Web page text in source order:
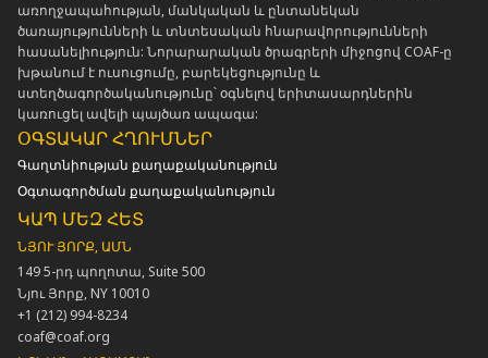
առողջապահության, մանկական և ընտանեկան
ծառայությունների և տնտեսական հնարավորությունների
հասանելիություն: Նորարարական ծրագրերի միջոցով COAF-ը
խթանում է ուսուցումը, բարեկեցությունը և
ստեղծագործականությունը՝ օգնելով երիտասարդներին
կառուցել ավելի պայծառ ապագա:
ՕԳՏԱԿԱՐ ՀՂՈՒՄՆԵՐ
Գաղտնիության քաղաքականություն
Օգտագործման քաղաքականություն
ԿԱՊ ՄԵԶ ՀԵՏ
ՆՅՈՒ ՅՈՐՔ, ԱՄՆ
149 5-րդ պողոտա, Suite 500
Նյու Յորք, NY 10010
+1 (212) 994-8234
coaf@coaf.org